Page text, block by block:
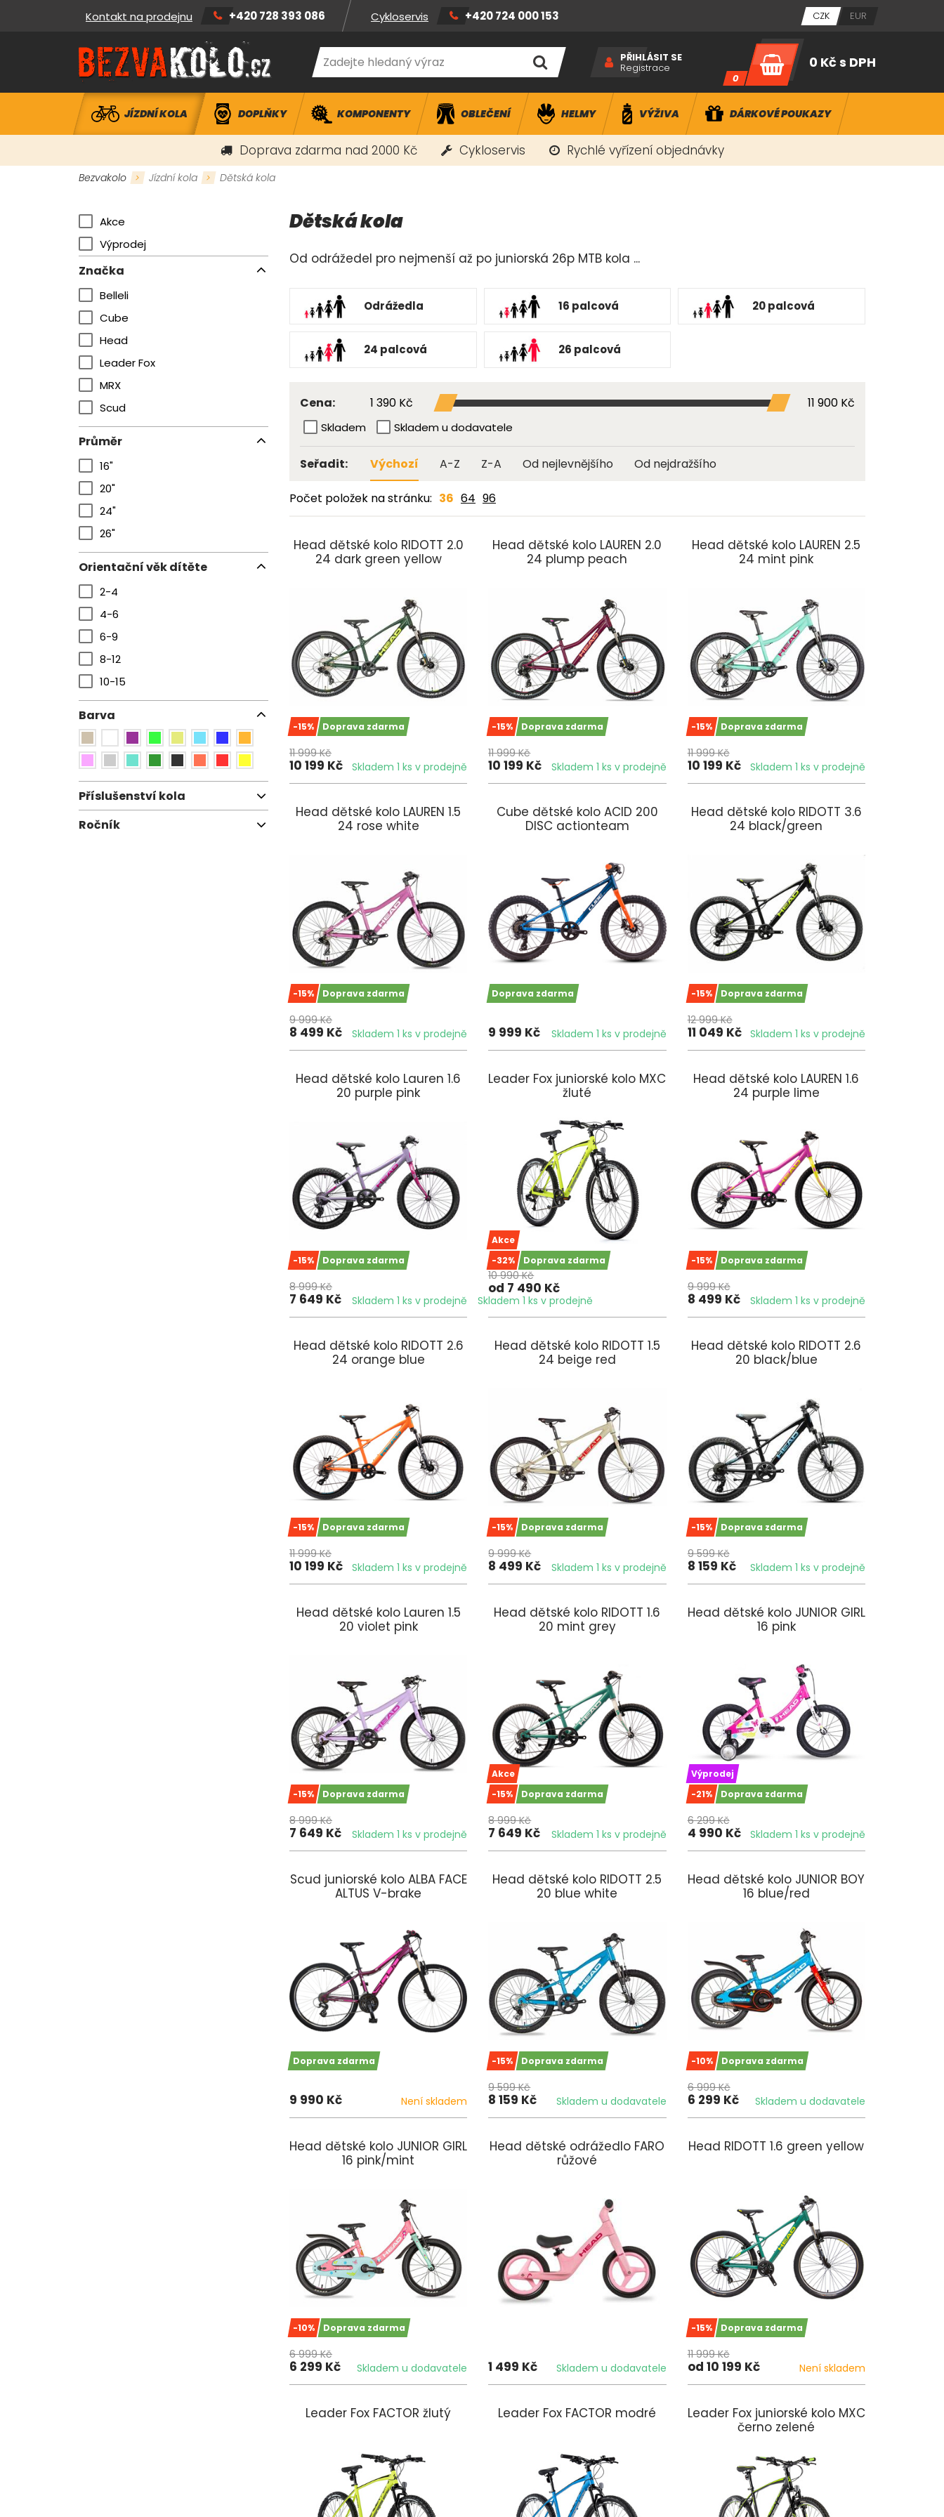
Kontakt na prodejnu +420 728 393 086 Cykloservis +420 724 000 153 CZK EUR
PŘIHLÁSIT SE
Registrace
0
0 Kčs DPH
JÍZDNÍ KOLA DOPLŇKY KOMPONENTY OBLEČENÍ HELMY VÝŽIVA DÁRKOVÉ POUKAZY
Doprava zdarma nad 2000 Kč Cykloservis Rychlé vyřízení objednávky
Bezvakolo Jízdní kola Dětská kola
Akce
Výprodej
Značka
Belleli
Cube
Head
Leader Fox
MRX
Scud
Průměr
16"
20"
24"
26"
Orientační věk dítěte
2-4
4-6
6-9
8-12
10-15
Barva
Příslušenství kola
balanční kolečka
Ročník
Dětská kola
Od odrážedel pro nejmenší až po juniorská 26p MTB kola ...
Odrážedla 16 palcová 20 palcová
24 palcová 26 palcová
Cena: 1 390 Kč 11 900 Kč
Skladem Skladem u dodavatele
Seřadit: Výchozí A-Z Z-A Od nejlevnějšího Od nejdražšího
Počet položek na stránku: 36 64 96
Head dětské kolo RIDOTT 2.0
24 dark green yellow
-15% Doprava zdarma
11 999 Kč
10 199 Kč Skladem 1 ks v prodejně
Head dětské kolo LAUREN 2.0
24 plump peach
-15% Doprava zdarma
11 999 Kč
10 199 Kč Skladem 1 ks v prodejně
Head dětské kolo LAUREN 2.5
24 mint pink
-15% Doprava zdarma
11 999 Kč
10 199 Kč Skladem 1 ks v prodejně
Head dětské kolo LAUREN 1.5
24 rose white
-15% Doprava zdarma
9 999 Kč
8 499 Kč Skladem 1 ks v prodejně
Cube dětské kolo ACID 200
DISC actionteam
Doprava zdarma
9 999 Kč Skladem 1 ks v prodejně
Head dětské kolo RIDOTT 3.6
24 black/green
-15% Doprava zdarma
12 999 Kč
11 049 Kč Skladem 1 ks v prodejně
Head dětské kolo Lauren 1.6
20 purple pink
-15% Doprava zdarma
8 999 Kč
7 649 Kč Skladem 1 ks v prodejně
Leader Fox juniorské kolo MXC
žluté
Akce
-32%
Doprava zdarma
10 990 Kč
od 7 490 Kč
Skladem 1 ks v prodejně
Head dětské kolo LAUREN 1.6
24 purple lime
-15% Doprava zdarma
9 999 Kč
8 499 Kč Skladem 1 ks v prodejně
Head dětské kolo RIDOTT 2.6
24 orange blue
-15% Doprava zdarma
11 999 Kč
10 199 Kč Skladem 1 ks v prodejně
Head dětské kolo RIDOTT 1.5
24 beige red
-15% Doprava zdarma
9 999 Kč
8 499 Kč Skladem 1 ks v prodejně
Head dětské kolo RIDOTT 2.6
20 black/blue
-15% Doprava zdarma
9 599 Kč
8 159 Kč Skladem 1 ks v prodejně
Head dětské kolo Lauren 1.5
20 violet pink
-15% Doprava zdarma
8 999 Kč
7 649 Kč Skladem 1 ks v prodejně
Head dětské kolo RIDOTT 1.6
20 mint grey
Akce
-15%
Doprava zdarma
8 999 Kč
7 649 Kč Skladem 1 ks v prodejně
Head dětské kolo JUNIOR GIRL
16 pink
Výprodej
-21%
Doprava zdarma
6 299 Kč
4 990 Kč Skladem 1 ks v prodejně
Scud juniorské kolo ALBA FACE
ALTUS V-brake
Doprava zdarma
9 990 Kč Není skladem
Head dětské kolo RIDOTT 2.5
20 blue white
-15% Doprava zdarma
9 599 Kč
8 159 Kč Skladem u dodavatele
Head dětské kolo JUNIOR BOY
16 blue/red
-10% Doprava zdarma
6 999 Kč
6 299 Kč Skladem u dodavatele
Head dětské kolo JUNIOR GIRL
16 pink/mint
-10% Doprava zdarma
6 999 Kč
6 299 Kč Skladem u dodavatele
Head dětské odrážedlo FARO
růžové
1 499 Kč Skladem u dodavatele
Head RIDOTT 1.6 green yellow
-15% Doprava zdarma
11 999 Kč
od 10 199 Kč Není skladem
Leader Fox FACTOR žlutý Leader Fox FACTOR modré
Leader Fox juniorské kolo MXC
černo zelené